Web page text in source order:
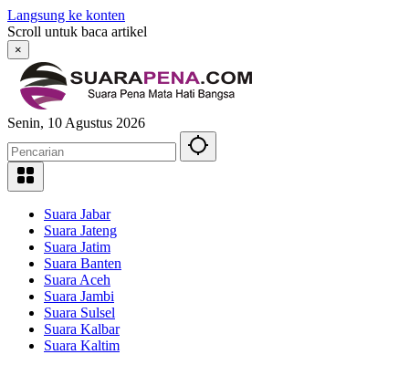
Langsung ke konten
Scroll untuk baca artikel
×
Senin, 10 Agustus 2026
Suara Jabar
Suara Jateng
Suara Jatim
Suara Banten
Suara Aceh
Suara Jambi
Suara Sulsel
Suara Kalbar
Suara Kaltim